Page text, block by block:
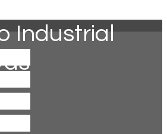
Industrial